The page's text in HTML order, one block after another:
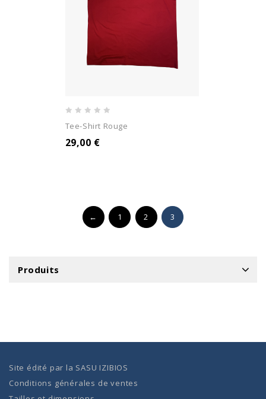
out
of
Tee-Shirt Rouge
29,00 €
← 1 2 3
Produits
Site édité par la SASU IZIBIOS
Conditions générales de ventes